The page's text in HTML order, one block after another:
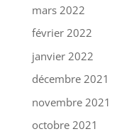
mars 2022
février 2022
janvier 2022
décembre 2021
novembre 2021
octobre 2021